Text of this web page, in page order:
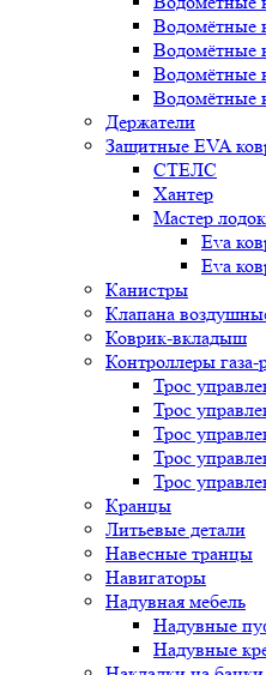
Водомётные
Водомётные
Водомётные
Водомётные
Держатели
Защитные EVA
СТЕЛС
Хантер
Мастер лодок
Eva
Eva
Канистры
Клапана
Коврик-вкладыш
Контроллеры газа-
Трос
Трос
Трос
Трос
Трос
Кранцы
Литьевые детали
Навесные транцы
Навигаторы
Надувная мебель
Надувные
Надувные